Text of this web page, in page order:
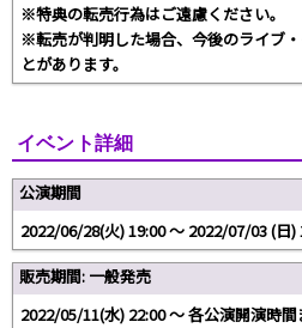
※特典の転売行為はご遠慮ください。
※転売が判明した場合、今後のライブ
とがあります。
イベント詳細
公演期間
2022/06/28(火) 19:00 〜 2022/07/03 (日)
販売期間: 一般発売
2022/05/11(水) 22:00 〜 各公演開演時間